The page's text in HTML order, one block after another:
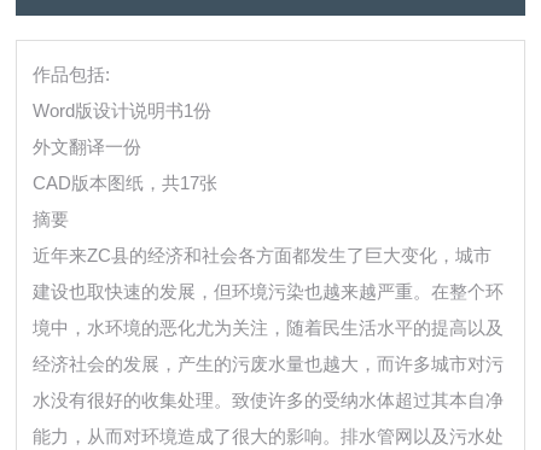
作品包括:
Word版设计说明书1份
外文翻译一份
CAD版本图纸，共17张
摘要
近年来ZC县的经济和社会各方面都发生了巨大变化，城市
建设也取快速的发展，但环境污染也越来越严重。在整个环
境中，水环境的恶化尤为关注，随着民生活水平的提高以及
经济社会的发展，产生的污废水量也越大，而许多城市对污
水没有很好的收集处理。致使许多的受纳水体超过其本自净
能力，从而对环境造成了很大的影响。排水管网以及污水处